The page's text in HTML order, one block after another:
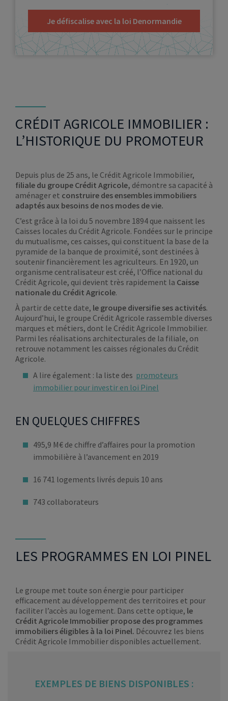
Je défiscalise avec la loi Denormandie
CRÉDIT AGRICOLE IMMOBILIER :
L’HISTORIQUE DU PROMOTEUR
Depuis plus de 25 ans, le Crédit Agricole Immobilier,
filiale du groupe Crédit Agricole, démontre sa capacité à
aménager et construire des ensembles immobiliers
adaptés aux besoins de nos modes de vie.
C’est grâce à la loi du 5 novembre 1894 que naissent les
Caisses locales du Crédit Agricole. Fondées sur le principe
du mutualisme, ces caisses, qui constituent la base de la
pyramide de la banque de proximité, sont destinées à
soutenir financièrement les agriculteurs. En 1920, un
organisme centralisateur est créé, l’Office national du
Crédit Agricole, qui devient très rapidement la Caisse
nationale du Crédit Agricole.
À partir de cette date, le groupe diversifie ses activités.
Aujourd’hui, le groupe Crédit Agricole rassemble diverses
marques et métiers, dont le Crédit Agricole Immobilier.
Parmi les réalisations architecturales de la filiale, on
retrouve notamment les caisses régionales du Crédit
Agricole.
A lire également : la liste des promoteurs
immobilier pour investir en loi Pinel
EN QUELQUES CHIFFRES
495,9 M€ de chiffre d’affaires pour la promotion
immobilière à l’avancement en 2019
16 741 logements livrés depuis 10 ans
743 collaborateurs
LES PROGRAMMES EN LOI PINEL
Le groupe met toute son énergie pour participer
efficacement au développement des territoires et pour
faciliter l’accès au logement. Dans cette optique, le
Crédit Agricole Immobilier propose des programmes
immobiliers éligibles à la loi Pinel. Découvrez les biens
Crédit Agricole Immobilier disponibles actuellement.
EXEMPLES DE BIENS DISPONIBLES :